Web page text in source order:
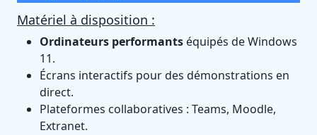
Matériel à disposition :
Ordinateurs performants équipés de Windows
11.
Écrans interactifs pour des démonstrations en
direct.
Plateformes collaboratives : Teams, Moodle,
Extranet.